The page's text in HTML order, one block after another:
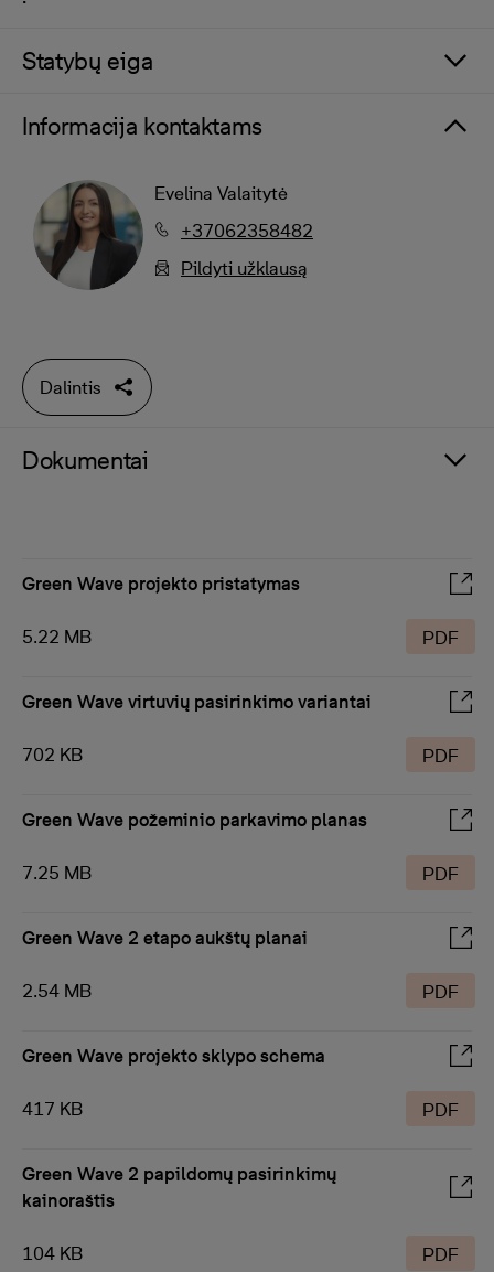
Statybų eiga
Informacija kontaktams
Evelina Valaitytė
+37062358482
Pildyti užklausą
Dalintis
Dokumentai
Green Wave projekto pristatymas
5.22 MB PDF
Green Wave virtuvių pasirinkimo variantai
702 KB PDF
Green Wave požeminio parkavimo planas
7.25 MB PDF
Green Wave 2 etapo aukštų planai
2.54 MB PDF
Green Wave projekto sklypo schema
417 KB PDF
Green Wave 2 papildomų pasirinkimų
kainoraštis
104 KB PDF